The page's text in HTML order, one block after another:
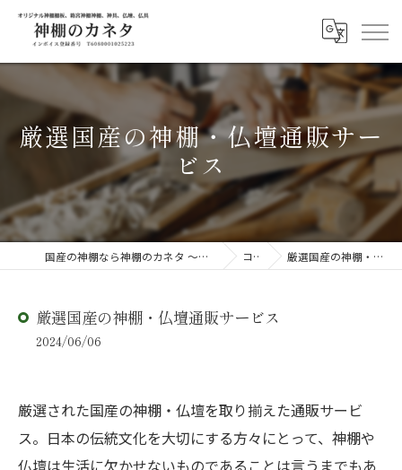
厳選国産の神棚・仏壇通販サー
ビス
国産の神棚なら神棚のカネタ ～日々のしあわせを感じる物を～ コラム 厳選国産の神棚・仏壇通販サービス
厳選国産の神棚・仏壇通販サービス
2024/06/06
厳選された国産の神棚・仏壇を取り揃えた通販サービ
ス。日本の伝統文化を大切にする方々にとって、神棚や
仏壇は生活に欠かせないものであることは言うまでもあ